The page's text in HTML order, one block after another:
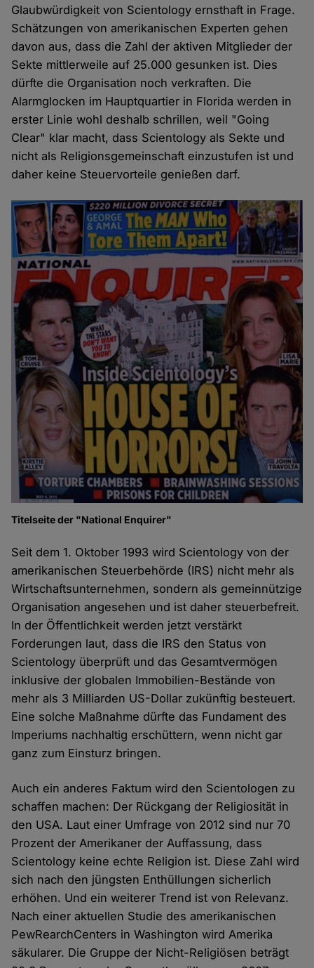
Glaubwürdigkeit von Scientology ernsthaft in Frage.
Schätzungen von amerikanischen Experten gehen
davon aus, dass die Zahl der aktiven Mitglieder der
Sekte mittlerweile auf 25.000 gesunken ist. Dies
dürfte die Organisation noch verkraften. Die
Alarmglocken im Hauptquartier in Florida werden in
erster Linie wohl deshalb schrillen, weil "Going
Clear" klar macht, dass Scientology als Sekte und
nicht als Religionsgemeinschaft einzustufen ist und
daher keine Steuervorteile genießen darf.
Titelseite der "National Enquirer"
Seit dem 1. Oktober 1993 wird Scientology von der
amerikanischen Steuerbehörde (IRS) nicht mehr als
Wirtschaftsunternehmen, sondern als gemeinnützige
Organisation angesehen und ist daher steuerbefreit.
In der Öffentlichkeit werden jetzt verstärkt
Forderungen laut, dass die IRS den Status von
Scientology überprüft und das Gesamtvermögen
inklusive der globalen Immobilien-Bestände von
mehr als 3 Milliarden US-Dollar zukünftig besteuert.
Eine solche Maßnahme dürfte das Fundament des
Imperiums nachhaltig erschüttern, wenn nicht gar
ganz zum Einsturz bringen.
Auch ein anderes Faktum wird den Scientologen zu
schaffen machen: Der Rückgang der Religiosität in
den USA. Laut einer Umfrage von 2012 sind nur 70
Prozent der Amerikaner der Auffassung, dass
Scientology keine echte Religion ist. Diese Zahl wird
sich nach den jüngsten Enthüllungen sicherlich
erhöhen. Und ein weiterer Trend ist von Relevanz.
Nach einer aktuellen Studie des amerikanischen
PewRearchCenters in Washington wird Amerika
säkularer. Die Gruppe der Nicht-Religiösen beträgt